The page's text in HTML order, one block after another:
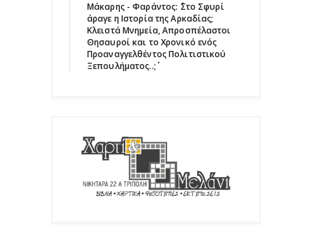
Μάκαρης - Φαράντος: ΄΄Στο Σφυρί
άραγε η Ιστορία της Αρκαδίας;
Κλειστά Μνημεία, Απροσπέλαστοι
Θησαυροί και το Χρονικό ενός
Προαναγγελθέντος Πολιτιστικού
Ξεπουλήματος..;΄΄